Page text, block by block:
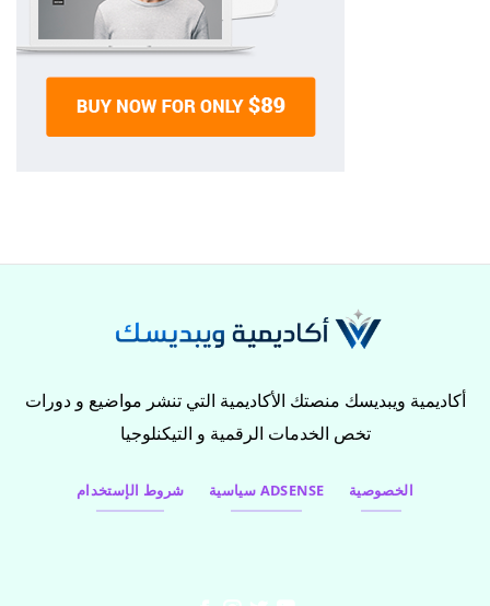
أكاديمية ويبديسك منصتك الأكاديمية التي تنشر مواضيع و دورات
تخص الخدمات الرقمية و التيكنلوجيا
شروط الإستخدام سياسية ADSENSE الخصوصية